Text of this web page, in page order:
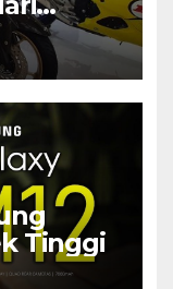
Tinggi